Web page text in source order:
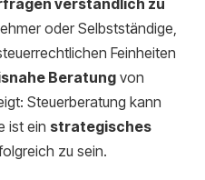
verständlich zu
oder Selbstständige,
Feinheiten
Beratung von
Steuerberatung kann
ist ein strategisches
zu sein.